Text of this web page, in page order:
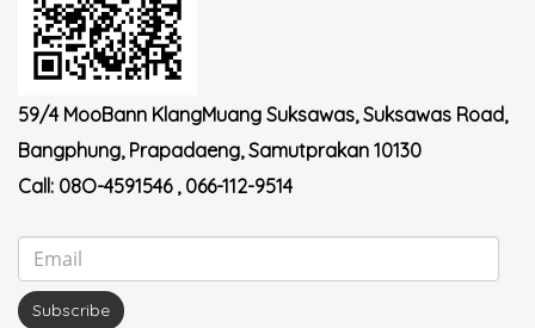
59/4 MooBann KlangMuang Suksawas, Suksawas Road,
Bangphung, Prapadaeng, Samutprakan 10130
Call: 08O-4591546, 066-112-9514
Subscribe